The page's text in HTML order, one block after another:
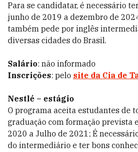
Para se candidatar, é necessário
junho de 2019 a dezembro de
também pede por inglês
diversas cidades do Brasil.
Salário: não informado
Inscrições: pelo site da Cia de
Nestlé – estágio
O programa aceita estudantes de
graduação com formação prevista
2020 a Julho de 2021; É
do intermediário e ter bons